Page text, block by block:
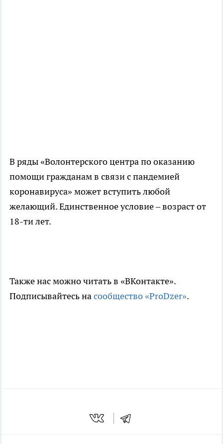
В ряды «Волонтерского центра по оказанию
помощи гражданам в связи с пандемией
коронавируса» может вступить любой
желающий. Единственное условие – возраст от
18-ти лет.
Также нас можно читать в «ВКонтакте».
Подписывайтесь насообщество «ProDzer».